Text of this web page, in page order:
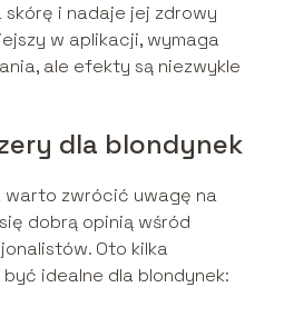
i nadaje jej zdrowy
w aplikacji, wymaga
ale efekty są niezwykle
dla blondynek
warto zwrócić uwagę na
dobrą opinią wśród
Oto kilka
idealne dla blondynek: